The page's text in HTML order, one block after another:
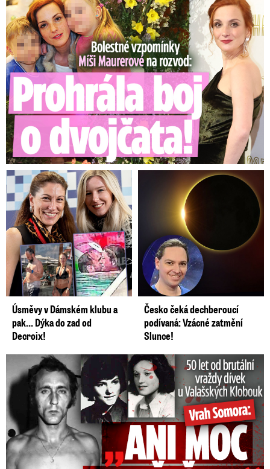
Bolestné vzpomínky Míši Maurerové: Prohrála boj o dvojčata!
Úsměvy v Dámském klubu a
pak… Dýka do zad od
Decroix!
Česko čeká dechberoucí
podívaná: Vzácné zatmění
Slunce!
50 let od běsnění Somory: Těla dívek vrah ukryl na skládce